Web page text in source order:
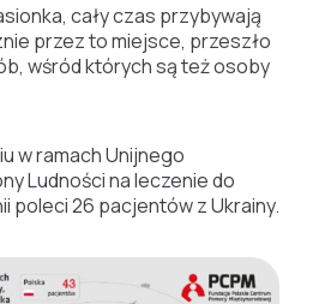
cały czas przybywają
przez to miejsce, przeszło
wśród których są też osoby
w ramach Unijnego
Ludności na leczenie do
poleci 26 pacjentów z Ukrainy.